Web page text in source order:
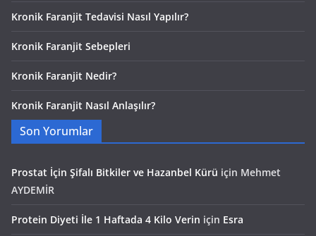
Kronik Faranjit Tedavisi Nasıl Yapılır?
Kronik Faranjit Sebepleri
Kronik Faranjit Nedir?
Kronik Faranjit Nasıl Anlaşılır?
Son Yorumlar
Prostat İçin Şifalı Bitkiler ve Hazanbel Kürü için Mehmet
AYDEMİR
Protein Diyeti İle 1 Haftada 4 Kilo Verin için Esra